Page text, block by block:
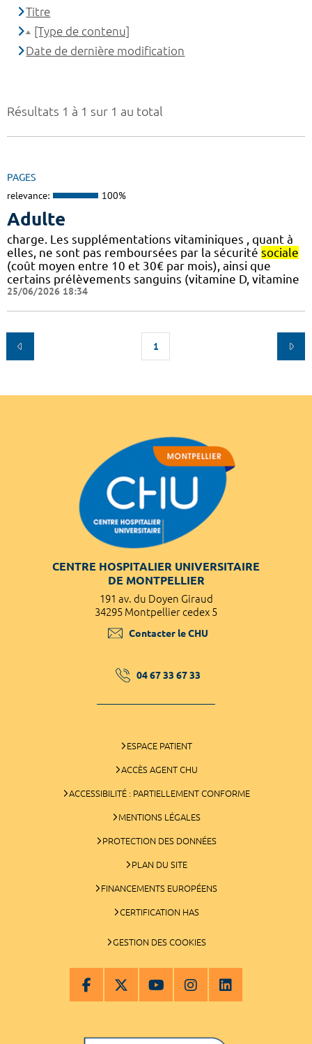
Résultats 1 à 1 sur 1 au total
PAGES
relevance: 100%
Adulte
charge. Les supplémentations vitaminiques , quant à
elles, ne sont pas remboursées par la sécurité sociale
(coût moyen entre 10 et 30€ par mois), ainsi que
certains prélèvements sanguins (vitamine D, vitamine
25/06/2026 18:34
1
Titre
[Type de contenu]
Date de dernière modification
CENTRE HOSPITALIER UNIVERSITAIRE
DE MONTPELLIER
191 av. du Doyen Giraud
34295 Montpellier cedex 5
Contacter le CHU
04 67 33 67 33
ESPACE PATIENT
ACCÈS AGENT CHU
ACCESSIBILITÉ : PARTIELLEMENT CONFORME
MENTIONS LÉGALES
PROTECTION DES DONNÉES
PLAN DU SITE
FINANCEMENTS EUROPÉENS
CERTIFICATION HAS
GESTION DES COOKIES